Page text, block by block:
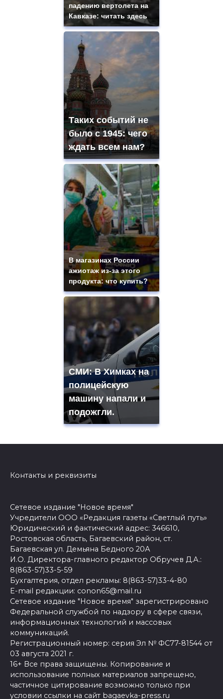
падению вертолета на
Кавказе: читать здесь
Таких событий не
было с 1945: чего
ждать всем нам?
В магазинах России
ажиотаж из-за этого
продукта: что купить?
СМИ: В Химках на
полицейскую
машину напали и
подожгли.
Контакты и реквизиты
Сетевое издание "Новое время"
Учредители ООО «Редакция газеты «Светлый путь»
Юридический и фактический адрес: 346610,
Ростовская область, Багаевский район, ст.
Багаевская ул. Демьяна Бедного 20А
И.О. Директора-главного редактор Обручев Д.А.:
8(863-57)33-5-59
Бухгалтерия, отдел рекламы: 8(863-57)33-4-80
E-mail редакции: conon65@mail.ru
Сетевое издание "Новое время" зарегистрировано
Федеральной службой по надзору в сфере связи,
информационных технологий и массовых
коммуникаций.
Регистрационный номер: серия Эл № ФС77-81544 от
03 августа 2021 г.
16+ Все права защищены. Копирование и
использование полных материалов запрещено,
частичное цитирование возможно только при
условии ссылки на сайт bagaevka-press.ru